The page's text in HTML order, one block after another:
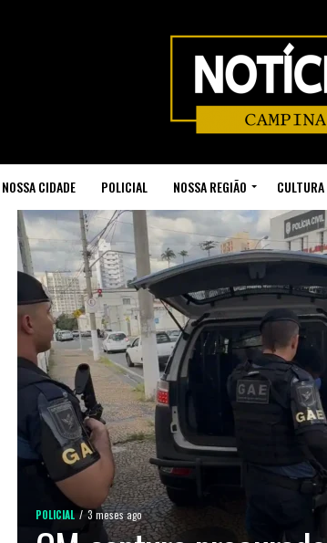
NOSSA CIDADE POLICIAL NOSSA REGIÃO
POLICIAL 3 meses ago